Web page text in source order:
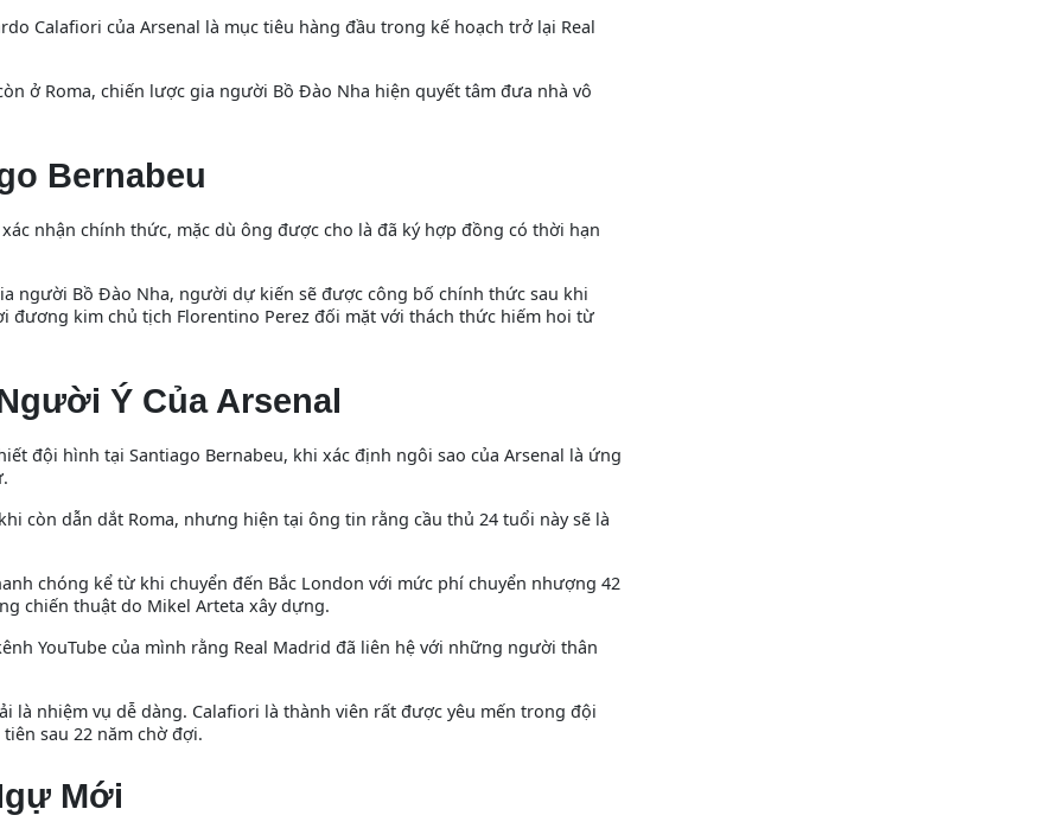
Calafiori của Arsenal là mục tiêu hàng đầu trong kế hoạch trở lại Real
ở Roma, chiến lược gia người Bồ Đào Nha hiện quyết tâm đưa nhà vô
Bernabeu
nhận chính thức, mặc dù ông được cho là đã ký hợp đồng có thời hạn
người Bồ Đào Nha, người dự kiến sẽ được công bố chính thức sau khi
đương kim chủ tịch Florentino Perez đối mặt với thách thức hiếm hoi từ
Ý Của Arsenal
đội hình tại Santiago Bernabeu, khi xác định ngôi sao của Arsenal là ứng
còn dẫn dắt Roma, nhưng hiện tại ông tin rằng cầu thủ 24 tuổi này sẽ là
chóng kể từ khi chuyển đến Bắc London với mức phí chuyển nhượng 42
chiến thuật do Mikel Arteta xây dựng.
YouTube của mình rằng Real Madrid đã liên hệ với những người thân
là nhiệm vụ dễ dàng. Calafiori là thành viên rất được yêu mến trong đội
sau 22 năm chờ đợi.
Mới